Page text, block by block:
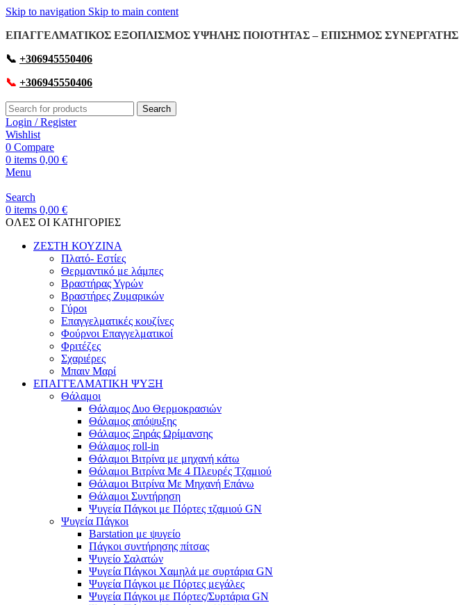
Skip to navigation Skip to main content
ΕΠΑΓΓΕΛΜΑΤΙΚΟΣ ΕΞΟΠΛΙΣΜΟΣ ΥΨΗΛΗΣ ΠΟΙΟΤΗΤΑΣ – ΕΠΙΣΗΜΟΣ ΣΥΝΕΡΓΑΤΗΣ
📞 +306945550406
📞 +306945550406
Search
Login / Register
Wishlist
0 Compare
0 items 0,00 €
Menu
Search
0 items 0,00 €
OΛΕΣ ΟΙ ΚΑΤΗΓΟΡΙΕΣ
ΖΕΣΤΗ ΚΟΥΖΙΝΑ
Πλατό- Εστίες
Θερμαντικό με λάμπες
Βραστήρας Υγρών
Βραστήρες Ζυμαρικών
Γύροι
Επαγγελματικές κουζίνες
Φούρνοι Επαγγελματικοί
Φριτέζες
Σχαριέρες
Μπαιν Μαρί
ΕΠΑΓΓΕΛΜΑΤΙΚΗ ΨΥΞΗ
Θάλαμοι
Θάλαμος Δυο Θερμοκρασιών
Θάλαμος απόψυξης
Θάλαμος Ξηράς Ωρίμανσης
Θάλαμος roll-in
Θάλαμοι Βιτρίνα με μηχανή κάτω
Θάλαμοι Βιτρίνα Με 4 Πλευρές Τζαμιού
Θάλαμοι Βιτρίνα Με Μηχανή Επάνω
Θάλαμοι Συντήρηση
Ψυγεία Πάγκοι με Πόρτες τζαμιού GN
Ψυγεία Πάγκοι
Barstation με ψυγείο
Πάγκοι συντήρησης πίτσας
Ψυγείο Σαλατών
Ψυγεία Πάγκοι Χαμηλά με συρτάρια GN
Ψυγεία Πάγκοι με Πόρτες μεγάλες
Ψυγεία Πάγκοι με Πόρτες/Συρτάρια GN